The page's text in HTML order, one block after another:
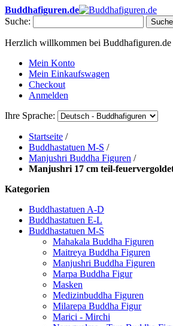
Buddhafiguren.de
Suche:
Suche
Herzlich willkommen bei Buddhafiguren.de
Mein Konto
Mein Einkaufswagen
Checkout
Anmelden
Ihre Sprache:
Startseite /
Buddhastatuen M-S /
Manjushri Buddha Figuren /
Manjushri 17 cm teil-
Kategorien
Buddhastatuen A-D
Buddhastatuen E-L
Buddhastatuen M-S
Mahakala Buddha Figuren
Maitreya Buddha Figuren
Manjushri Buddha Figuren
Marpa Buddha Figur
Masken
Medizinbuddha Figuren
Milarepa Buddha Figur
Marici - Mirchi